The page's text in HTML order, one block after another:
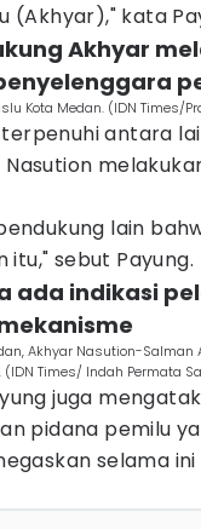
(Akhyar)," kata
Akhyar
Kota Medan. (IDN Times/
antara
lain
itu," sebut Payung.
ada indikasi
Akhyar Nasution-
Times/ Indah Permata
juga
pidana pemilu
selama